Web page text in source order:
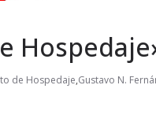
de Hospedaje,Gustavo N.